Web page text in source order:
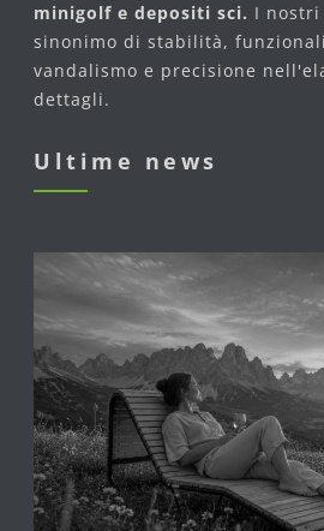
minigolf e depositi sci. I
sinonimo di stabilità,
vandalismo e precisione
dettagli.
Ultime news